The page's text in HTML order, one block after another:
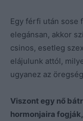
Egy férfi után sose
elegánsan, akkor
csinos, esetleg
elájulunk attól,
ugyanez az
Viszont egy nő
hormonjaira